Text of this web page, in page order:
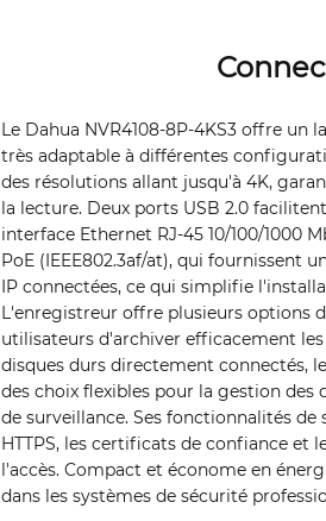
Le Dahua NVR4108-8P-4KS3 offre
très adaptable à différentes
des résolutions allant jusqu'à 4K,
la lecture. Deux ports USB 2.0
interface Ethernet RJ-45 10/100/1000
PoE (IEEE802.3af/at), qui fournissent
IP connectées, ce qui simplifie
L'enregistreur offre plusieurs options
utilisateurs d'archiver efficacement
disques durs directement connectés,
des choix flexibles pour la gestion
de surveillance. Ses fonctionnalités
HTTPS, les certificats de confiance et
l'accès. Compact et économe en
dans les systèmes de sécurité